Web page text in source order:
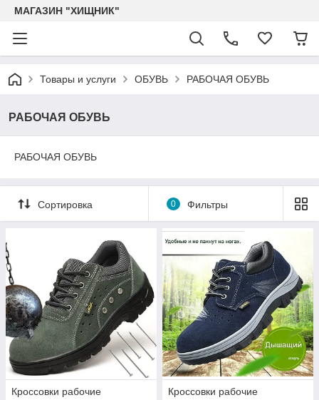
МАГАЗИН "ХИЩНИК"
Товары и услуги ОБУВЬ РАБОЧАЯ ОБУВЬ
РАБОЧАЯ ОБУВЬ
РАБОЧАЯ ОБУВЬ
Сортировка 0 Фильтры
Кроссовки рабочие
Кроссовки рабочие